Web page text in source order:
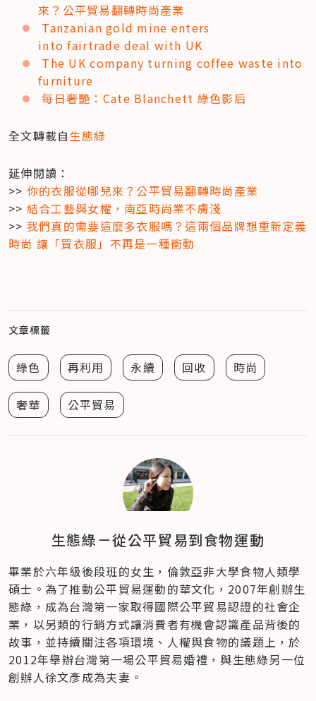
來？公平貿易翻轉時尚產業
Tanzanian gold mine enters
into fairtrade deal with UK
The UK company turning coffee waste into
furniture
每日奢艷：Cate Blanchett 綠色影后
全文轉載自生態綠
延伸閱讀：
>> 你的衣服從哪兒來？公平貿易翻轉時尚產業
>> 結合工藝與女權，南亞時尚業不膚淺
>> 我們真的需要這麼多衣服嗎？這兩個品牌想重新定義
時尚 讓「買衣服」不再是一種衝動
文章標籤
綠色 再利用 永續 回收 時尚
奢華 公平貿易
生態綠－從公平貿易到食物運動
畢業於六年級後段班的女生，倫敦亞非大學食物人類學
碩士。為了推動公平貿易運動的華文化，2007年創辦生
態綠，成為台灣第一家取得國際公平貿易認證的社會企
業，以另類的行銷方式讓消費者有機會認識產品背後的
故事，並持續關注各項環境、人權與食物的議題上，於
2012年舉辦台灣第一場公平貿易婚禮，與生態綠另一位
創辦人徐文彥成為夫妻。